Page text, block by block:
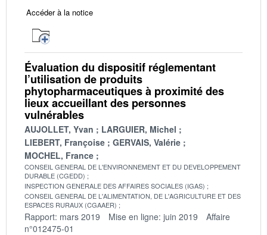
Accéder à la notice
Évaluation du dispositif réglementant
l’utilisation de produits
phytopharmaceutiques à proximité des
lieux accueillant des personnes
vulnérables
AUJOLLET, Yvan
LARGUIER, Michel
LIEBERT, Françoise
GERVAIS, Valérie
MOCHEL, France
CONSEIL GENERAL DE L'ENVIRONNEMENT ET DU DEVELOPPEMENT
DURABLE (CGEDD)
INSPECTION GENERALE DES AFFAIRES SOCIALES (IGAS)
CONSEIL GENERAL DE L'ALIMENTATION, DE L'AGRICULTURE ET DES
ESPACES RURAUX (CGAAER)
Rapport: mars 2019 Mise en ligne: juin 2019
Affaire
n°012475-01